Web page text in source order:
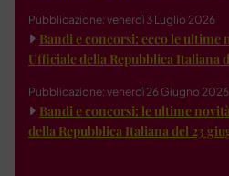
Pubblicazione: venerdì 3 Luglio 2026
Bandi e concorsi: ecco le ultime
Ufficiale della Repubblica Italiana
Pubblicazione: venerdì 26 Giugno 2026
Bandi e concorsi: le ultime
della Repubblica Italiana del 23